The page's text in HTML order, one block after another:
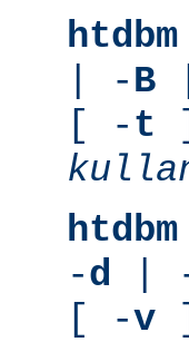
htdbm
| -B
[ -t
htdbm
-d |
[ -v